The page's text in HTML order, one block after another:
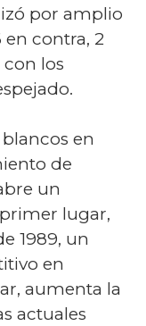
por amplio
en contra, 2
los
en
de
un
lugar,
1989, un
en
aumenta la
actuales